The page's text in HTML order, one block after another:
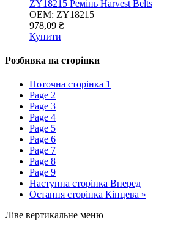
ZY18215 Ремінь Harvest Belts
OEM: ZY18215
978,09 ₴
Купити
Розбивка на сторінки
Поточна сторінка 1
Page 2
Page 3
Page 4
Page 5
Page 6
Page 7
Page 8
Page 9
Наступна сторінка Вперед
Остання сторінка Кінцева »
Ліве вертикальне меню